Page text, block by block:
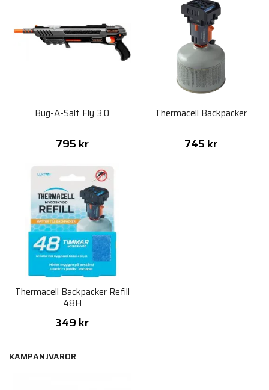
Bug-A-Salt Fly 3.0
795 kr
Thermacell Backpacker
745 kr
Thermacell Backpacker Refill
48H
349 kr
KAMPANJVAROR